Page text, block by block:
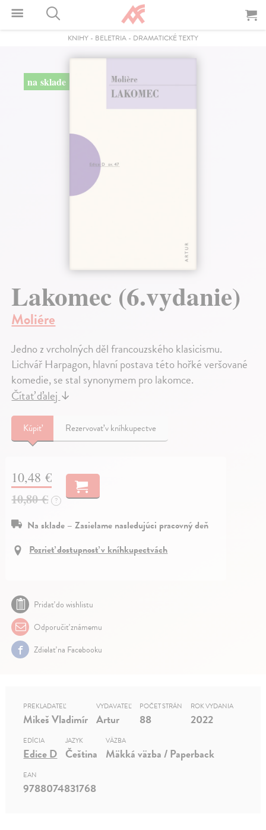
KNIHY - BELETRIA - DRAMATICKÉ TEXTY
na sklade
Lakomec (6.vydanie)
Moliére
Jedno z vrcholných děl francouzského klasicismu.
Lichvář Harpagon, hlavní postava této hořké veršované
komedie, se stal synonymem pro lakomce.
Čítať ďalej↓
Kúpiť Rezervovať v kníhkupectve
10,48 €
10,80 € ?
Na sklade – Zasielame nasledujúci pracovný deň
Pozrieť dostupnosť v kníhkupectvách
Pridať do wishlistu
Odporučiť známemu
Zdielať na Facebooku
PREKLADATEĽ
Mikeš Vladimír
VYDAVATEĽ
Artur
POČET STRÁN
88
ROK VYDANIA
2022
EDÍCIA
Edice D
JAZYK
Čeština
VÄZBA
Mäkká väzba / Paperback
EAN
9788074831768